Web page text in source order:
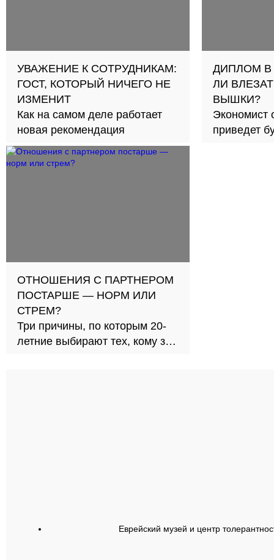
УВАЖЕНИЕ К СОТРУДНИКАМ:
ГОСТ, КОТОРЫЙ НИЧЕГО НЕ
ИЗМЕНИТ
Как на самом деле работает
новая рекомендация
ДИПЛОМ В
ЛИ
ВЫШКИ?
Экономист
приведет
ОТНОШЕНИЯ С ПАРТНЕРОМ
ПОСТАРШЕ — НОРМ ИЛИ
СТРЕМ?
Три причины, по которым 20-
летние выбирают тех, кому за
Еврейский музей и центр